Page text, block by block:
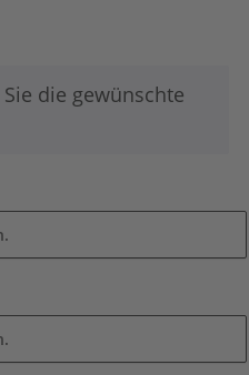
die gewünschte